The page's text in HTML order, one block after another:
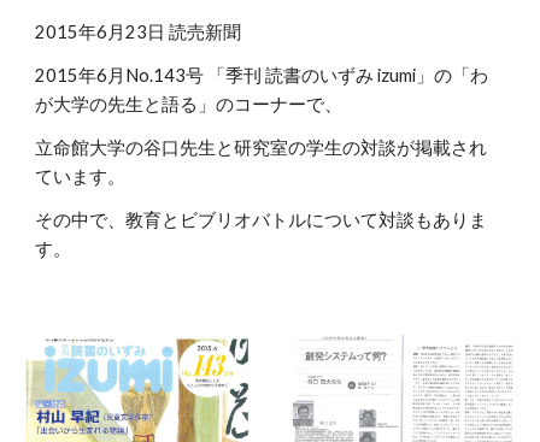
2015年6月23日 読売新聞
2015年6月No.143号 「季刊 読書のいずみ izumi」の「わ
が大学の先生と語る」のコーナーで、
立命館大学の谷口先生と研究室の学生の対談が掲載され
ています。
その中で、教育とビブリオバトルについて対談もありま
す。